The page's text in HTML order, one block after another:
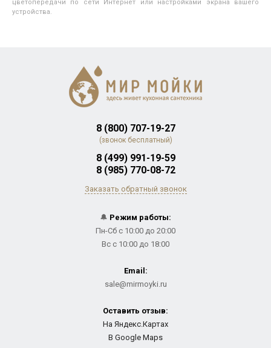
цветопередачи по сети Интернет или настройками экрана вашего
устройства.
8 (800) 707-19-27
(звонок бесплатный)
8 (499) 991-19-59
8 (985) 770-08-72
Заказать обратный звонок
🔔 Режим работы:
Пн-Сб с 10:00 до 20:00
Вс с 10:00 до 18:00
Email:
sale@mirmoyki.ru
Оставить отзыв:
На Яндекс.Картах
В Google Maps